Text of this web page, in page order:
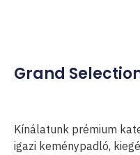
Grand
Kínálatunk prémium
igazi keménypadló,